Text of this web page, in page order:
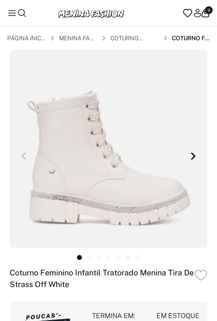
0
PÁGINA INICI
MENINA FAS
COTURNO
COTURNO FE
Coturno Feminino Infantil Tratorado Menina Tira De
Strass Off White
TERMINA EM:
EM ESTOQUE